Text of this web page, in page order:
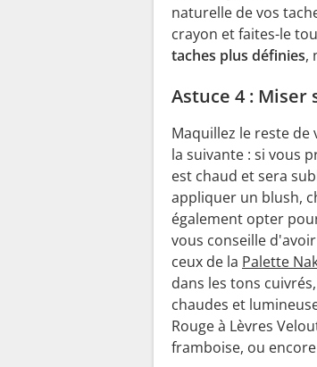
naturelle de vos
crayon et faites-le
taches plus définies,
Astuce 4 : Miser
Maquillez le reste de
la suivante : si vous
est chaud et sera
appliquer un blush,
également opter
vous conseille
ceux de la Palette
dans les tons
chaudes et
Rouge à Lèvres
framboise, ou